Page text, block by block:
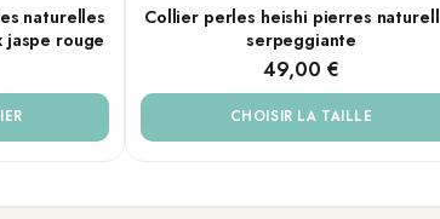
ses volutes vertes, uniques à chaque perle, évoquent
utile pour mieux avancer.
naturelles
jaspe rouge
PLUSIEURS TAILLES
Collier perles heishi pierres
serpeggiante
49,00 €
CHOISIR LA TAILLE